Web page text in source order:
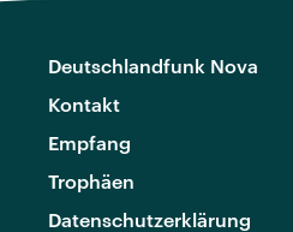
Deutschlandfunk Nova
Kontakt
Empfang
Trophäen
Datenschutzerklärung